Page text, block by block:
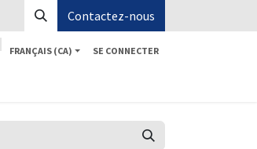
Contactez-nous
FRANÇAIS (CA) SE CONNECTER